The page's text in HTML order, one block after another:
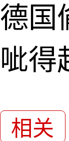
德国
呲得
相关